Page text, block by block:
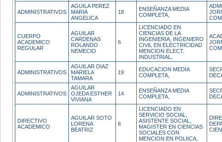
ADMINISTRATIVOS
AGUILA PEREZ
MARIA
ANGELICA
18
ENSEÑANZA MEDIA
COMPLETA,
CUERPO
ACADEMICO
REGULAR
AGUILAR
CARDENAS
ROLANDO
NEMECIO
6
LICENCIADO EN
CIENCIAS DE LA
INGENIERIA, INGENIERO
CIVIL EN ELECTRICIDAD
MENCION ELECT.
INDUSTRIAL,
ADMINISTRATIVOS
AGUILAR DIAZ
MARIELA
TAMARA
19
EDUCACION MEDIA
COMPLETA,
ADMINISTRATIVOS
AGUILAR
OJEDA ESTHER
VIVIANA
14
ENSEÑANZA MEDIA
COMPLETA,
DIRECTIVO
ACADEMICO
AGUILAR SOTO
LORENA
BEATRIZ
6
LICENCIADO EN
SERVICIO SOCIAL,
ASISTENTE SOCIAL,
MAGISTER EN CIENCIAS
SOCIALES CON
MENCION EN POLIICA,